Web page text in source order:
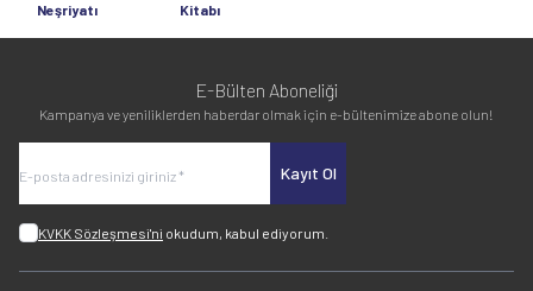
Neşriyatı
Kitabı
E-Bülten Aboneliği
Kampanya ve yeniliklerden haberdar olmak için e-bültenimize abone olun!
Kayıt Ol
KVKK Sözleşmesi'ni okudum, kabul ediyorum.